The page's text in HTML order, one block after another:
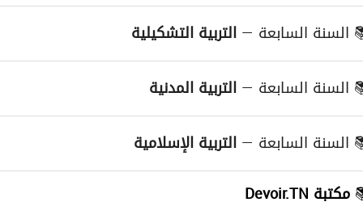
السنة السابعة — التربية التشكيلية( التربية التشكيلية )
السنة السابعة — التربية المدنية ( التربية المدنية )
السنة السابعة — التربية الإسلامية( التربية الإسلامية )
مكتبة Devoir.TN